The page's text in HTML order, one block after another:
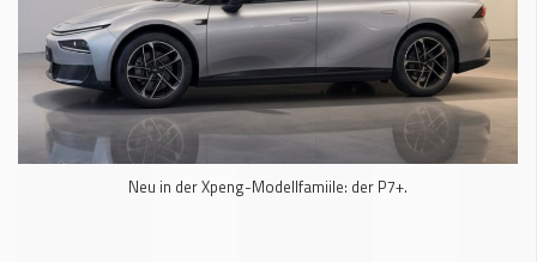
Neu in der Xpeng-Modellfamiile: der P7+.